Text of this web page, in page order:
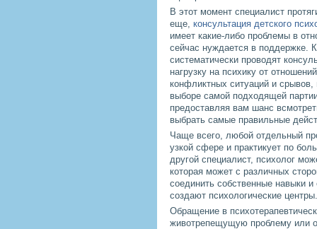
В этот момент специалист
еще, консультация детского
имеет какие-либо проблемы в
сейчас нуждается в поддержке.
систематически проводят
нагрузку на психику от
конфликтных ситуаций и
выборе самой подходящей
предоставляя вам шанс
выбрать самые правильные
Чаще всего, любой отдельный
узкой сфере и практикует по
другой специалист, психолог
которая может с различных
соединить собственные навыки
создают психологические центры.
Обращение в
животрепещущую проблему или